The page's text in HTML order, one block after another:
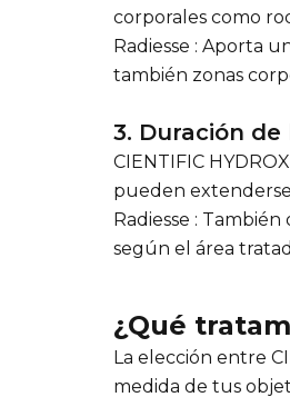
corporales como
Radiesse : Aporta
también zonas
3. Duración
CIENTIFIC
pueden
Radiesse :
según el área
¿Qué
La elección entre
medida de tus